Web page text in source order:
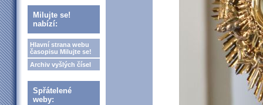
Milujte se!
nabízí:
Hlavní strana webu
časopisu Milujte se!
Archiv vyšlých čísel
Spřátelené
weby: